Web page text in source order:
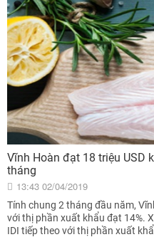
Vĩnh Hoàn đạt 18 triệu USD
tháng
13:43 02/04/2019
Tính chung 2 tháng đầu năm,
với thị phần xuất khẩu đạt 14%.
IDI tiếp theo với thị phần xuất